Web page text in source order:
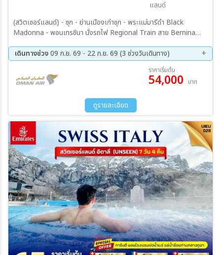
เฉพาะเทศกาล
ค้นหา
แลนด์
(สวิตเซอร์แลนด์) - ซุก - ย่านเมืองเก่าซุก - พระแม่มารีดำ Black
Madonna - พอนเทรซินา นั่งรถไฟ Regional Train สาย Bernina
รางสู่จุดชมวิวมูออตตัส มูราญ - ยอดเขาคอร์วิกเลีย - ยอดเขาพิซแนร์ -
ยอดเขาคอร์วาตช์ - เมืองเซนต์มอริตซ์
เดินทางช่วง09 ก.ย. 69 - 22 ก.ย. 69 (3 ช่วงวันเดินทาง)
13 ก.ย. 69 - 19 ก.ย. 69
16 ก.ย. 69 - 22 ก.ย. 69
ราคาเริ่มต้น
54,000 บาท
ดูรายละเอียด